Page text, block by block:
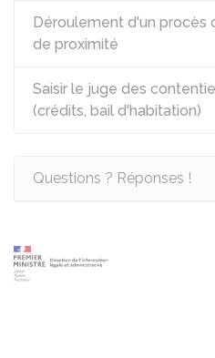
Déroulement d'un procès
de proximité
Saisir le juge des
(crédits, bail d'habitation)
Questions ? Réponses !